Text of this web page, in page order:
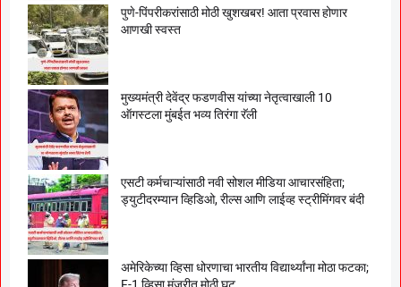
पुणे-पिंपरीकरांसाठी मोठी खुशखबर! आता प्रवास होणार
आणखी स्वस्त
मुख्यमंत्री देवेंद्र फडणवीस यांच्या नेतृत्वाखाली 10
ऑगस्टला मुंबईत भव्य तिरंगा रॅली
एसटी कर्मचाऱ्यांसाठी नवी सोशल मीडिया आचारसंहिता;
ड्युटीदरम्यान व्हिडिओ, रील्स आणि लाईव्ह स्ट्रीमिंगवर बंदी
अमेरिकेच्या व्हिसा धोरणाचा भारतीय विद्यार्थ्यांना मोठा फटका;